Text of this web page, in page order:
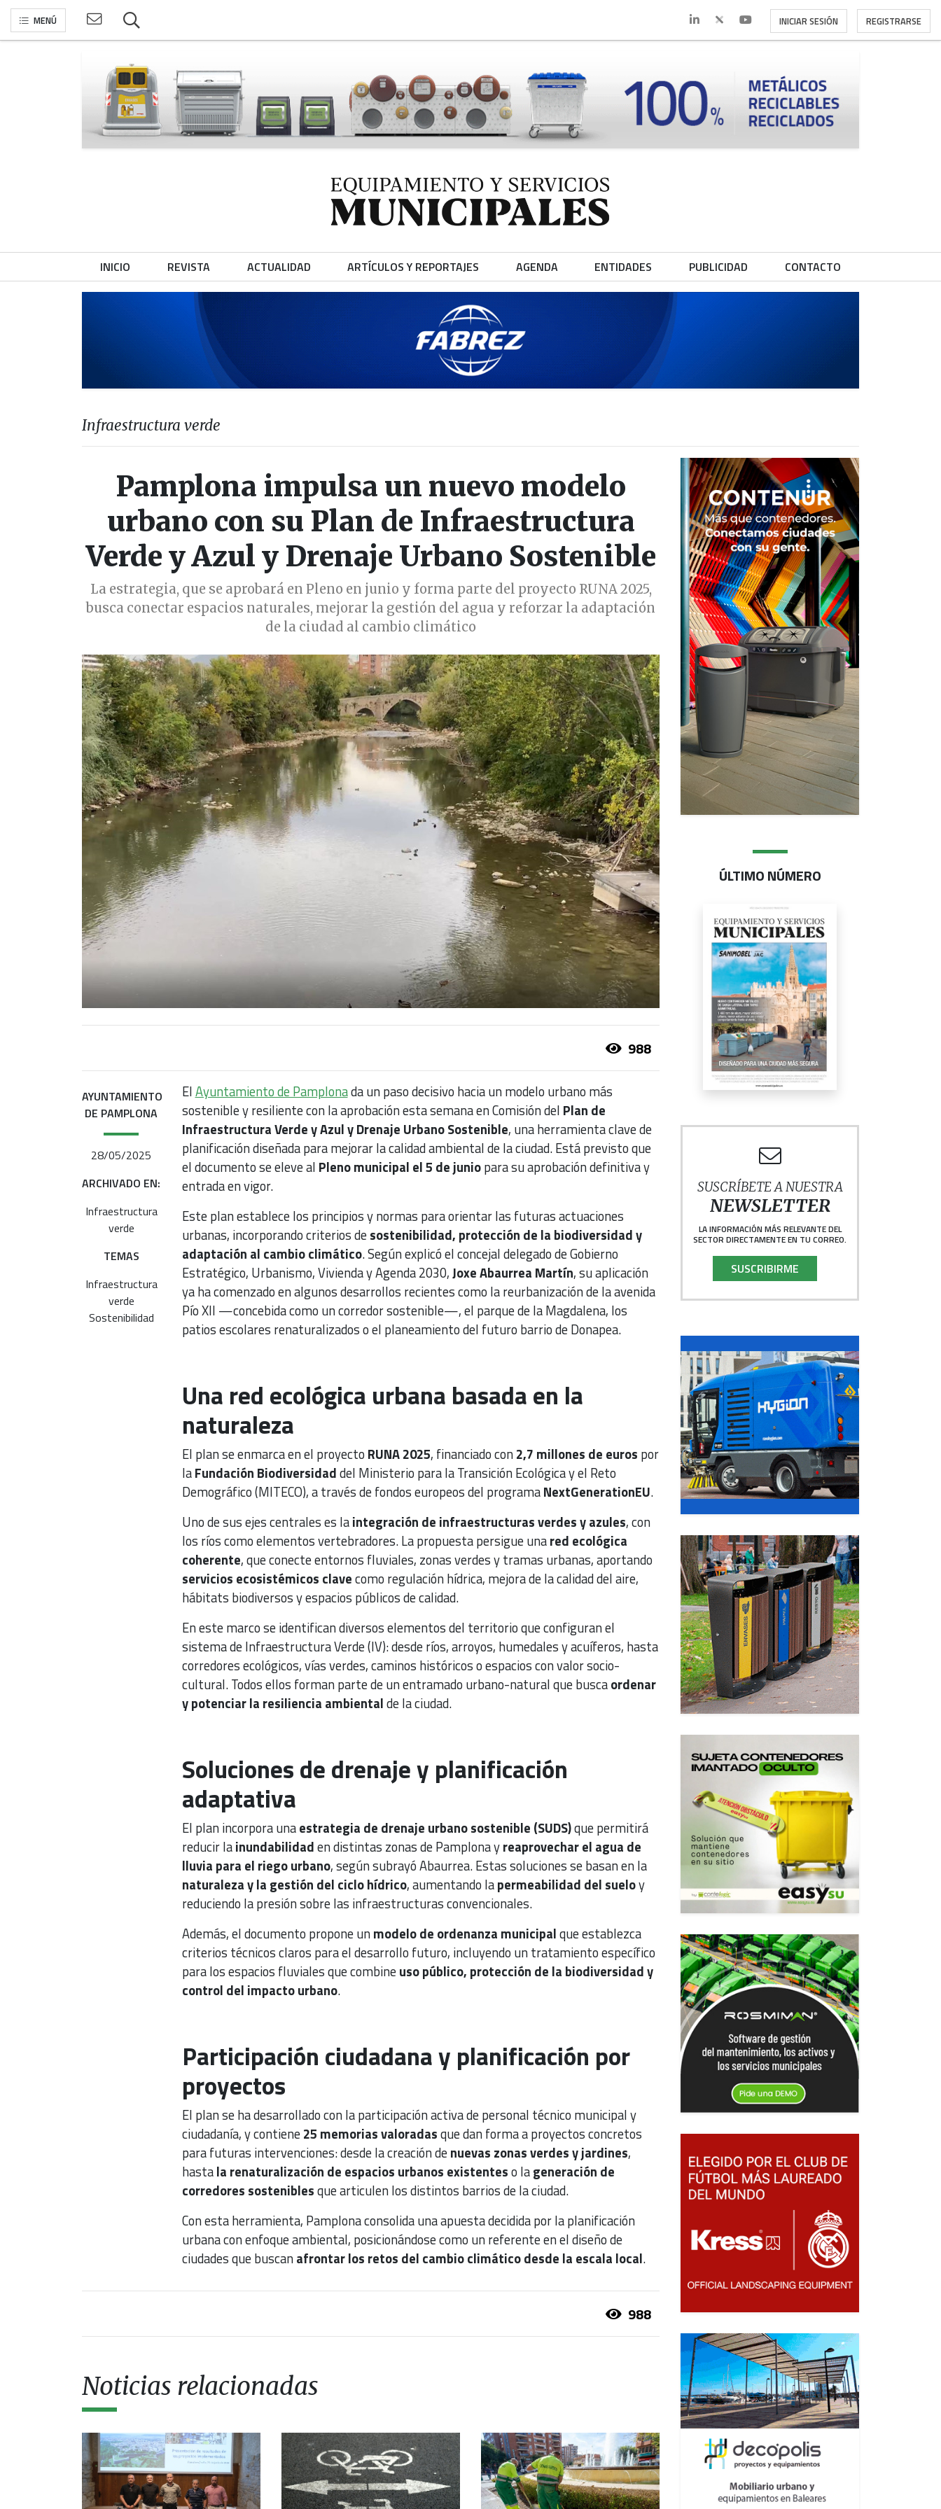
MENÚ INICIAR SESIÓN REGISTRARSE
INICIO REVISTA ACTUALIDAD ARTÍCULOS Y REPORTAJES AGENDA ENTIDADES PUBLICIDAD CONTACTO
Infraestructura verde
Pamplona impulsa un nuevo modelo
urbano con su Plan de Infraestructura
Verde y Azul y Drenaje Urbano Sostenible
La estrategia, que se aprobará en Pleno en junio y forma parte del proyecto RUNA 2025,
busca conectar espacios naturales, mejorar la gestión del agua y reforzar la adaptación
de la ciudad al cambio climático
988
AYUNTAMIENTO
DE PAMPLONA
28/05/2025
ARCHIVADO EN:
Infraestructura
verde
TEMAS
Infraestructura
verde
Sostenibilidad
ElAyuntamiento de Pamplonada un paso decisivo hacia un modelo urbano más
sostenible y resiliente con la aprobación esta semana en Comisión del Plan de
Infraestructura Verde y Azul y Drenaje Urbano Sostenible, una herramienta clave de
planificación diseñada para mejorar la calidad ambiental de la ciudad. Está previsto que
el documento se eleve al Pleno municipal el 5 de juniopara su aprobación definitiva y
entrada en vigor.
Este plan establece los principios y normas para orientar las futuras actuaciones
urbanas, incorporando criterios desostenibilidad, protección de la biodiversidad y
adaptación al cambio climático. Según explicó el concejal delegado de Gobierno
Estratégico, Urbanismo, Vivienda y Agenda 2030,Joxe Abaurrea Martín, su aplicación
ya ha comenzado en algunos desarrollos recientes como la reurbanización de la avenida
Pío XII —concebida como un corredor sostenible—, el parque de la Magdalena, los
patios escolares renaturalizados o el planeamiento del futuro barrio de Donapea.
Una red ecológica urbana basada en la
naturaleza
El plan se enmarca en el proyecto RUNA 2025, financiado con2,7 millones de euros por
laFundación Biodiversidaddel Ministerio para la Transición Ecológica y el Reto
Demográfico (MITECO), a través de fondos europeos del programaNextGenerationEU.
Uno de sus ejes centrales es laintegración de infraestructuras verdes y azules, con
los ríos como elementos vertebradores. La propuesta persigue unared ecológica
coherente, que conecte entornos fluviales, zonas verdes y tramas urbanas, aportando
servicios ecosistémicos clavecomo regulación hídrica, mejora de la calidad del aire,
hábitats biodiversos y espacios públicos de calidad.
En este marco se identifican diversos elementos del territorio que configuran el
sistema de Infraestructura Verde (IV): desde ríos, arroyos, humedales y acuíferos, hasta
corredores ecológicos, vías verdes, caminos históricos o espacios con valor socio-
cultural. Todos ellos forman parte de un entramado urbano-natural que buscaordenar
y potenciar la resiliencia ambientalde la ciudad.
Soluciones de drenaje y planificación
adaptativa
El plan incorpora unaestrategia de drenaje urbano sostenible (SUDS)que permitirá
reducir lainundabilidaden distintas zonas de Pamplona yreaprovechar el agua de
lluvia para el riego urbano, según subrayó Abaurrea. Estas soluciones se basan en la
naturaleza y la gestión del ciclo hídrico, aumentando lapermeabilidad del sueloy
reduciendo la presión sobre las infraestructuras convencionales.
Además, el documento propone unmodelo de ordenanza municipalque establezca
criterios técnicos claros para el desarrollo futuro, incluyendo un tratamiento específico
para los espacios fluviales que combineuso público, protección de la biodiversidad y
control del impacto urbano.
Participación ciudadana y planificación por
proyectos
El plan se ha desarrollado con la participación activa de personal técnico municipal y
ciudadanía, y contiene25 memorias valoradasque dan forma a proyectos concretos
para futuras intervenciones: desde la creación denuevas zonas verdes y jardines,
hastala renaturalización de espacios urbanos existenteso lageneración de
corredores sosteniblesque articulen los distintos barrios de la ciudad.
Con esta herramienta, Pamplona consolida una apuesta decidida por la planificación
urbana con enfoque ambiental, posicionándose como un referente en el diseño de
ciudades que buscanafrontar los retos del cambio climático desde la escala local.
988
Noticias relacionadas
ÚLTIMO NÚMERO
SUSCRÍBETE A NUESTRA
NEWSLETTER
LA INFORMACIÓN MÁS RELEVANTE DEL
SECTOR DIRECTAMENTE EN TU CORREO.
SUSCRIBIRME